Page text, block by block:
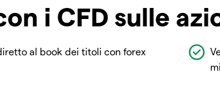
i CFD sulle
al book dei titoli con forex